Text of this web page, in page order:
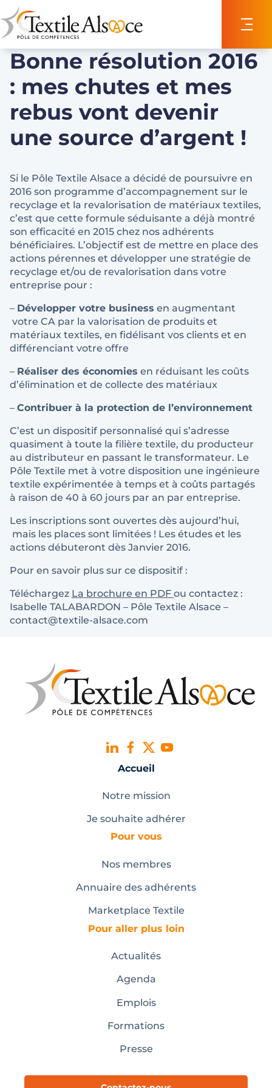
Bonne résolution 2016
: mes chutes et mes
rebus vont devenir
une source d’argent !
Si le Pôle Textile Alsace a décidé de poursuivre en
2016 son programme d’accompagnement sur le
recyclage et la revalorisation de matériaux textiles,
c’est que cette formule séduisante a déjà montré
son efficacité en 2015 chez nos adhérents
bénéficiaires. L’objectif est de mettre en place des
actions pérennes et développer une stratégie de
recyclage et/ou de revalorisation dans votre
entreprise pour :
– Développer votre business en augmentant
votre CA par la valorisation de produits et
matériaux textiles, en fidélisant vos clients et en
différenciant votre offre
– Réaliser des économies en réduisant les coûts
d’élimination et de collecte des matériaux
– Contribuer à la protection de l’environnement
C’est un dispositif personnalisé qui s’adresse
quasiment à toute la filière textile, du producteur
au distributeur en passant le transformateur. Le
Pôle Textile met à votre disposition une ingénieure
textile expérimentée à temps et à coûts partagés
à raison de 40 à 60 jours par an par entreprise.
Les inscriptions sont ouvertes dès aujourd’hui,
mais les places sont limitées ! Les études et les
actions débuteront dès Janvier 2016.
Pour en savoir plus sur ce dispositif :
Téléchargez La brochure en PDF ou contactez :
Isabelle TALABARDON – Pôle Textile Alsace –
contact@textile-alsace.com
Accueil
Notre mission
Je souhaite adhérer
Pour vous
Nos membres
Annuaire des adhérents
Marketplace Textile
Pour aller plus loin
Actualités
Agenda
Emplois
Formations
Presse
Panneau de gestion des cookies